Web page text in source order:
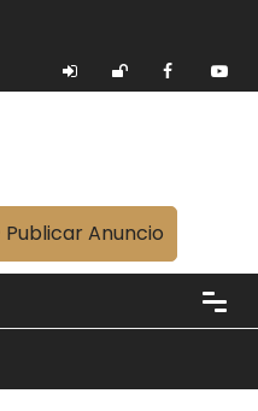
Publicar Anuncio